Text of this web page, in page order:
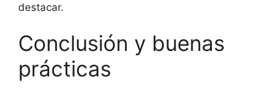
destacar.
Conclusión y buenas
prácticas